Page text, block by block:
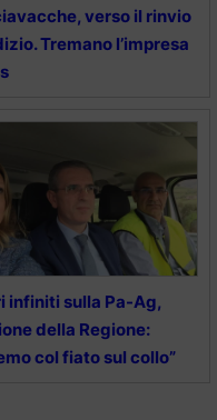
verso il rinvio
Tremano l’impresa
infiniti sulla Pa-Ag,
della Regione:
col fiato sul collo”